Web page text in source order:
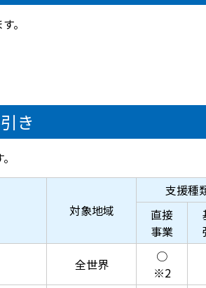
。
き
対象地域
支援種
直接
事業
全世界
○
※2